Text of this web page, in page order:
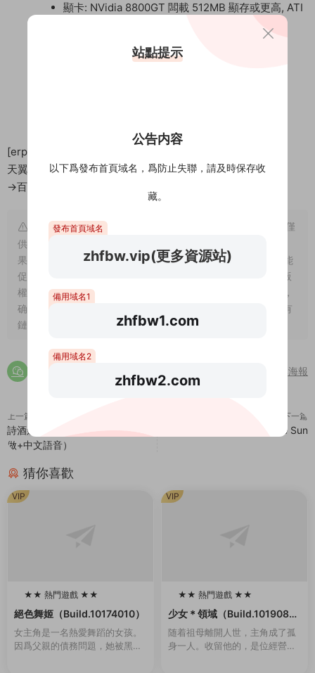
顯卡: NVidia 8800GT 闆載 512MB 顯存或更高, ATI
DirectX®: 9.0c
[erphpdown]
天翼：https://cloud.189.cn/t/R7nABjnUFv2y
→百度網盤點擊右側下載按鈕[/erphpdown]
溫馨提示： 1、網站爲純屬個人愛好收集。并不具備版權，僅
供試閱，僅供學習交流,請于下載後24小時内删除，小夥伴們如
果喜歡，且有支付能力，請您一定支持正版。隻有支持正版才能
促進整個行業的良性發展，刺激作者的創作熱情 2、站内所有版
權歸原作者及發行商所有。如有侵犯到您的權益，請聯系我們，
确認之後立即删除。爲此給您帶來的不便，敬請諒解！ 3、如有
鏈接失效請在下方評論區留言，站長看到後第一時間給您補鏈
分享海報
上一篇
詩酒劍江湖（V20210420-小型重
做+中文語音）
下一篇
靠近太陽/Close to the Sun
猜你喜歡
★★ 熱門遊戲 ★★
100
絕色舞姬（Build.10174010）
女主角是一名熱愛舞蹈的女孩。
因爲父親的債務問題，她被黑幫
VIP
★★ 熱門遊戲 ★★
100
少女＊領域（Build.1019084
6-1.0.2）
随着祖母離開人世，主角成了孤
身一人。收留他的，是位經營着
VIP
站點提示
公告内容
以下爲發布首頁域名，爲防止失聯，請及時保存收
藏。
發布首頁域名
zhfbw.vip(更多資源站)
備用域名1
zhfbw1.com
備用域名2
zhfbw2.com